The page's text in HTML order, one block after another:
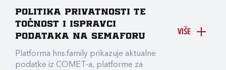
VIŠE
Politika privatnosti te
točnost i ispravci
podataka na Semaforu
Platforma hns.family prikazuje aktualne
podatke iz COMET-a, platforme za